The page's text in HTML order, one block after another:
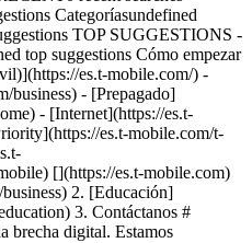
Categoríasundefined
TOP SUGGESTIONS -
top suggestions Cómo empezar
es.t-mobile.com/) -
business) - [Prepagado]
- [Internet](https://es.t-
es.t-mobile.com/t-
[](https://es.t-mobile.com)
2. [Educación]
3. Contáctanos #
brecha digital. Estamos